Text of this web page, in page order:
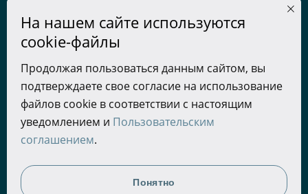
Информация на сайте предназначена для лиц старше 16 лет.
защищены в соответствии с российским законодательством
об интеллектуальной собственности. Любое использование
текстовых, фото, аудио и видеоматериалов возможно только
с согласия правообладателя (ООО «Крылья») и при строгом
наличии ссылки на ресурс. Для сетевых ресурсов –
гиперссылка.
Разработка сайта
На нашем сайте используются
cookie-файлы
Продолжая пользоваться данным сайтом, вы
подтверждаете свое согласие на использование
файлов cookie в соответствии с настоящим
уведомлением и Пользовательским
соглашением.
Понятно